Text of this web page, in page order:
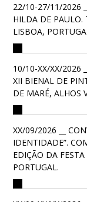
22/10-27/11/2026
HILDA DE PAULO.
LISBOA,
10/10-XX/XX/2026
XII BIENAL DE
DE MARÉ, ALHOS
XX/09/2026 __
IDENTIDADE”.
EDIÇÃO DA
PORTUGAL.